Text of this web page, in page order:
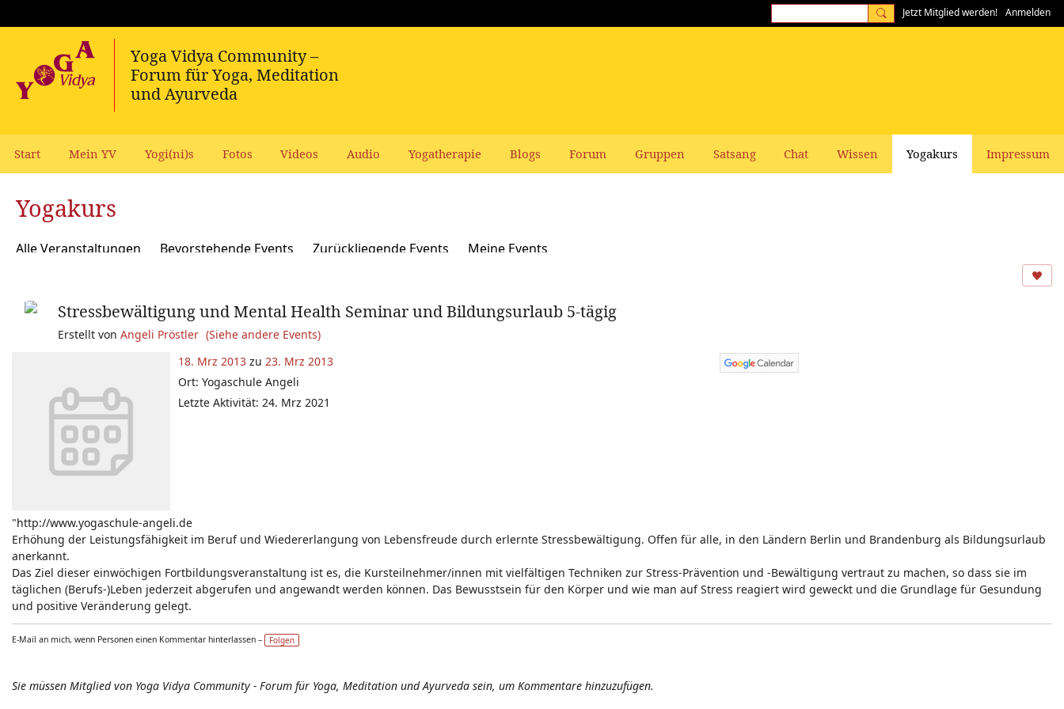
Jetzt Mitglied werden! Anmelden
Start Mein YV Yogi(ni)s Fotos Videos Audio Yogatherapie Blogs Forum Gruppen Satsang Chat Wissen Yogakurs Impressum
Yogakurs
Alle Veranstaltungen Bevorstehende Events Zurückliegende Events Meine Events
Stressbewältigung und Mental Health Seminar und Bildungsurlaub 5-tägig
Erstellt von Angeli Pröstler (Siehe andere Events)
18. Mrz 2013 zu 23. Mrz 2013
Ort: Yogaschule Angeli
Letzte Aktivität: 24. Mrz 2021
"http://www.yogaschule-angeli.de
Erhöhung der Leistungsfähigkeit im Beruf und Wiedererlangung von Lebensfreude durch erlernte Stressbewältigung. Offen für alle, in den Ländern Berlin und Brandenburg als Bildungsurlaub
anerkannt.
Das Ziel dieser einwöchigen Fortbildungsveranstaltung ist es, die Kursteilnehmer/innen mit vielfältigen Techniken zur Stress-Prävention und -Bewältigung vertraut zu machen, so dass sie im
täglichen (Berufs-)Leben jederzeit abgerufen und angewandt werden können. Das Bewusstsein für den Körper und wie man auf Stress reagiert wird geweckt und die Grundlage für Gesundung
und positive Veränderung gelegt.
E-Mail an mich, wenn Personen einen Kommentar hinterlassen – Folgen
Sie müssen Mitglied von Yoga Vidya Community - Forum für Yoga, Meditation und Ayurveda sein, um Kommentare hinzuzufügen.